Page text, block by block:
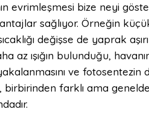
evrimleşmesi bize neyi
sağlıyor. Örneğin
değişse de yaprak
ışığın bulunduğu,
ve
birbirinden farklı ama